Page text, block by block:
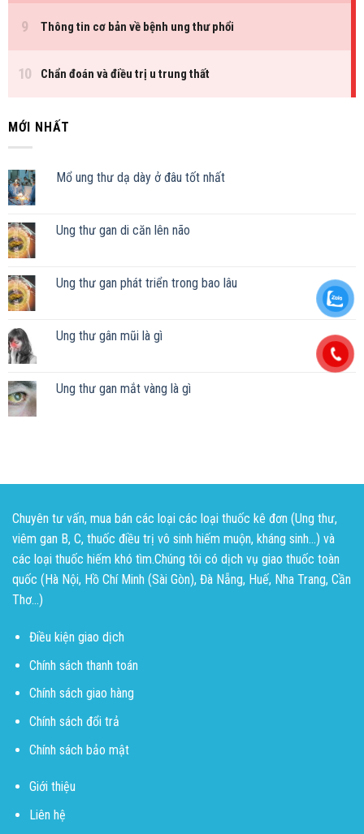
MỚI NHẤT
Mổ ung thư dạ dày ở đâu tốt nhất
Ung thư gan di căn lên não
Ung thư gan phát triển trong bao lâu
Ung thư gân mũi là gì
Ung thư gan mắt vàng là gì
Chuyên tư vấn, mua bán các loại các loại thuốc kê đơn (Ung thư,
viêm gan B, C, thuốc điều trị vô sinh hiếm muộn, kháng sinh...) và
các loại thuốc hiếm khó tìm.Chúng tôi có dịch vụ giao thuốc toàn
quốc (Hà Nội, Hồ Chí Minh (Sài Gòn), Đà Nẵng, Huế, Nha Trang, Cần
Thơ...)
Điều kiện giao dịch
Chính sách thanh toán
Chính sách giao hàng
Chính sách đổi trả
Chính sách bảo mật
Giới thiệu
Liên hệ